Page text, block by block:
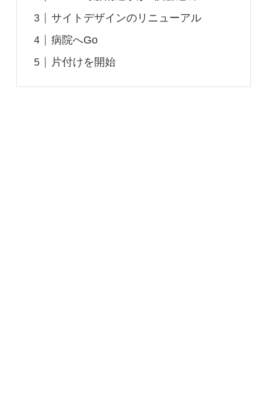
サイトデザインのリニューアル
病院へGo
片付けを開始